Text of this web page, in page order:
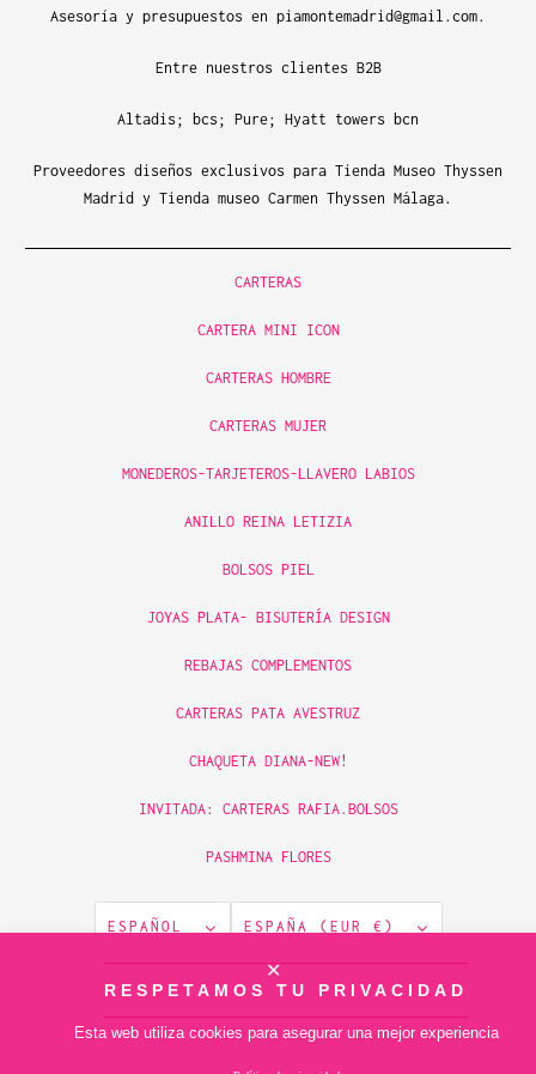
Asesoría y presupuestos en piamontemadrid@gmail.com.
Entre nuestros clientes B2B
Altadis; bcs; Pure; Hyatt towers bcn
Proveedores diseños exclusivos para Tienda Museo Thyssen
Madrid y Tienda museo Carmen Thyssen Málaga.
CARTERAS
CARTERA MINI ICON
CARTERAS HOMBRE
CARTERAS MUJER
MONEDEROS-TARJETEROS-LLAVERO LABIOS
ANILLO REINA LETIZIA
BOLSOS PIEL
JOYAS PLATA- BISUTERÍA DESIGN
REBAJAS COMPLEMENTOS
CARTERAS PATA AVESTRUZ
CHAQUETA DIANA-NEW!
INVITADA: CARTERAS RAFIA.BOLSOS
PASHMINA FLORES
ESPAÑOL ESPAÑA (EUR €)
© 2026piamontemadrid. Tecnología de Shopify
RESPETAMOS TU PRIVACIDAD
Esta web utiliza cookies para asegurar una mejor experiencia
✕